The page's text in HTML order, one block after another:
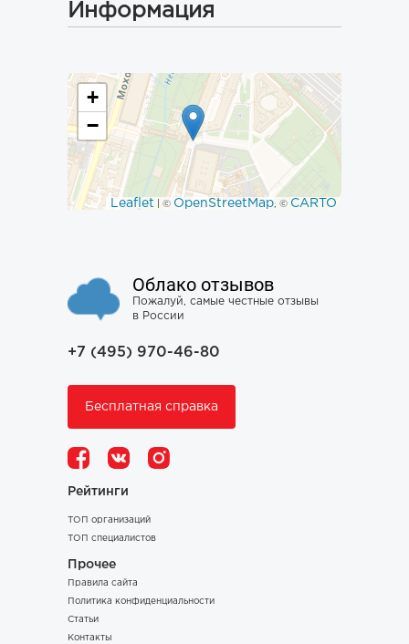
Информация
+
−
Leaflet | © OpenStreetMap, © CARTO
Облако отзывов
Пожалуй, самые честные отзывы
в России
+7 (495) 970-46-80
Бесплатная справка
Рейтинги
ТОП организаций
ТОП специалистов
Прочее
Правила сайта
Политика конфиденциальности
Статьи
Контакты